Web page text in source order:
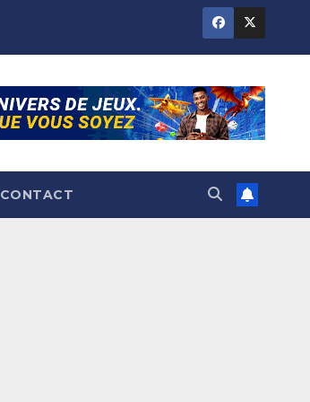
CONTACT